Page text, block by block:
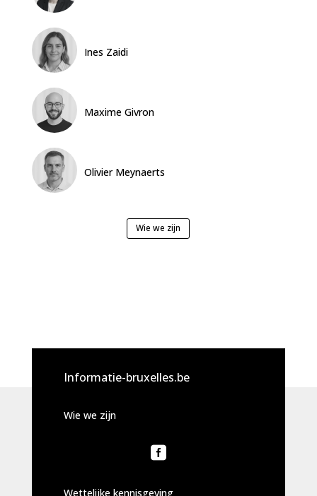
Ines Zaidi
Maxime Givron
Olivier Meynaerts
Wie we zijn
Informatie-bruxelles.be
Wie we zijn

Wettelijke kennisgeving